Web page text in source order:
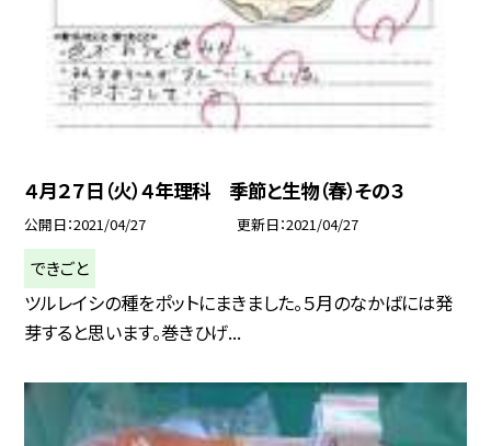
４月２７日（火）４年理科 季節と生物（春）その３
公開日 2021/04/27 更新日 2021/04/27
できごと
ツルレイシの種をポットにまきました。５月のなかばには発
芽すると思います。巻きひげ...